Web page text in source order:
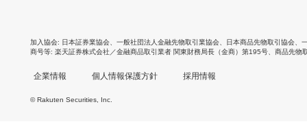
加入協会 日本証券業協会 一般社団法人金融先物取引業協会 日本商品先物取引協会
商号等 楽天証券株式会社／金融商品取引業者 関東財務局長（金商）第195号、商品先物
企業情報 個人情報保護方針 採用情報
© Rakuten Securities, Inc.